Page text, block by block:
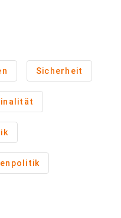
Sicherheit